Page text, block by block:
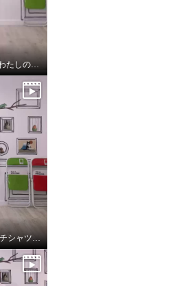
64歳、ひがしです。わたしの時代は、やっぱりジャケットにパーカーを出す‼️
ブラックSSV フレンチシャツにブラックブルゾン so cool!